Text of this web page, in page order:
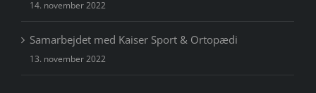
14. november 2022
Samarbejdet med Kaiser Sport & Ortopædi
13. november 2022